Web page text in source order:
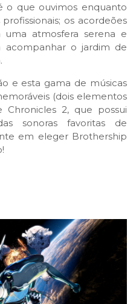
que ouvimos enquanto
os acordeões
atmosfera serena e
acompanhar o jardim de
e esta gama de músicas
(dois elementos
Chronicles 2, que possui
sonoras favoritas de
em eleger Brothership